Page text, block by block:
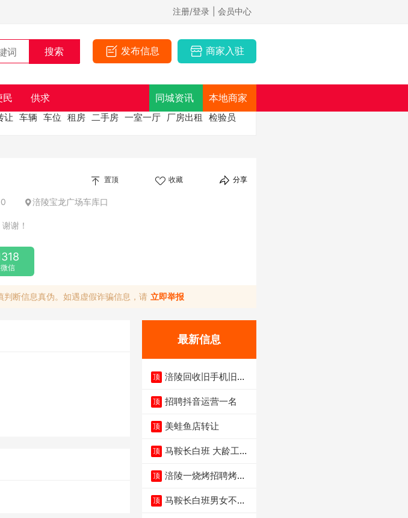
注册/登录 | 会员中心
发布信息 商家入驻
民 供求 同城资讯 本地商家
让 车辆 车位 租房 二手房 一室一厅 厂房出租
检验员
置顶 收藏 分享
涪陵宝龙广场车库口
谢！
信
断信息真伪。如遇虚假诈骗信息，请 立即举报
最新信息
顶 涪陵回收旧手机旧电
顶 招聘抖音运营一名
顶 美蛙鱼店转让
顶 马鞍长白班 大龄工大
顶 涪陵一烧烤招聘烤工
顶 马鞍长白班男女不限